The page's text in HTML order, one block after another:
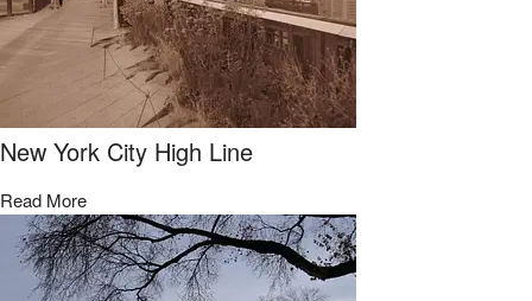
New York City High Line
Read More